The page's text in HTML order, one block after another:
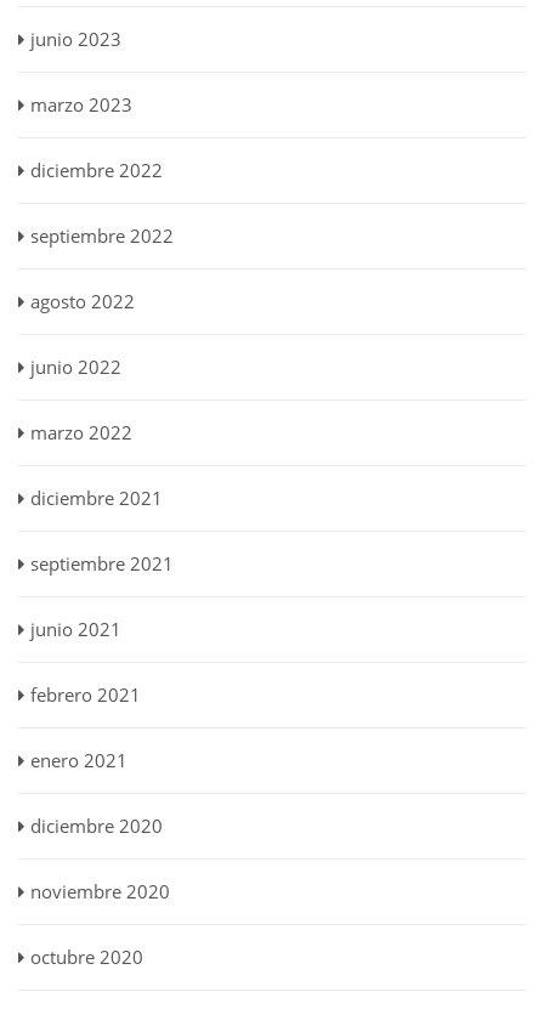
junio 2023
marzo 2023
diciembre 2022
septiembre 2022
agosto 2022
junio 2022
marzo 2022
diciembre 2021
septiembre 2021
junio 2021
febrero 2021
enero 2021
diciembre 2020
noviembre 2020
octubre 2020